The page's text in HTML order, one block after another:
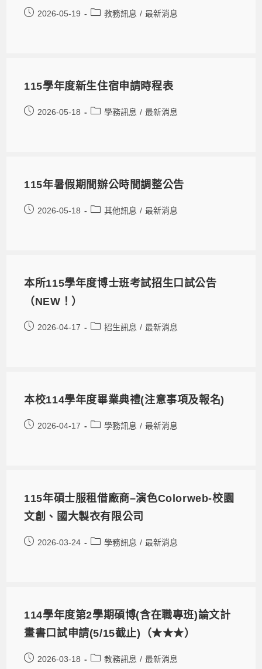
2026-05-19 教務訊息 / 最新消息
115學年度新生住宿申請時程表
2026-05-18 學務訊息 / 最新消息
115年暑假期間辦公時間調整公告
2026-05-18 其他訊息 / 最新消息
本所115學年度博士班考試招生口試公告
（NEW！）
2026-04-17 招生訊息 / 最新消息
本校114學年度畢業典禮(注意事項及報名)
2026-04-17 學務訊息 / 最新消息
115年碩士服租借廠商–演色Colorweb-校園
文創、國大製衣有限公司
2026-03-24 學務訊息 / 最新消息
114學年度第2學期碩博(含在職專班)論文計
畫書口試申請(5/15截止)（★★★）
2026-03-18 教務訊息 / 最新消息